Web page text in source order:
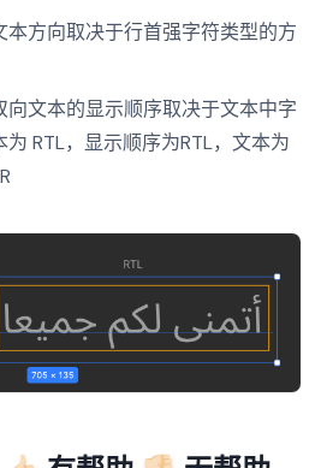
本方向取决于行首强字符类型的方
向文本的显示顺序取决于文本中字
RTL，显示顺序为RTL，文本为